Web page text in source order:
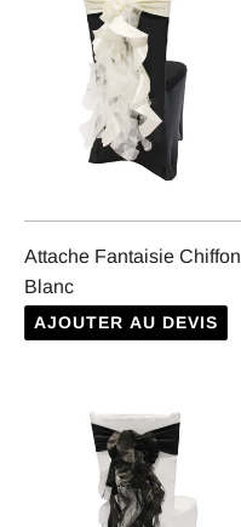
Attache Fantaisie Chiffon
Blanc
AJOUTER AU DEVIS